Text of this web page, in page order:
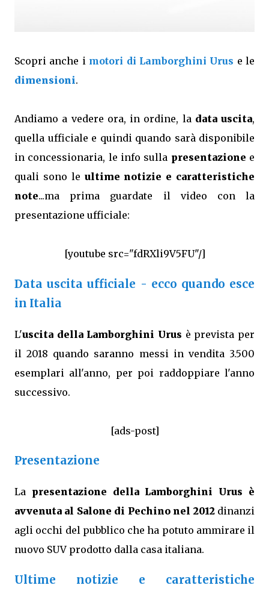
Scopri anche i motori di Lamborghini Urus e le
dimensioni.
Andiamo a vedere ora, in ordine, la data uscita,
quella ufficiale e quindi quando sarà disponibile
in concessionaria, le info sulla presentazione e
quali sono le ultime notizie e caratteristiche
note...ma prima guardate il video con la
presentazione ufficiale:
[youtube src="fdRXli9V5FU"/]
Data uscita ufficiale - ecco quando esce
in Italia
L'uscita della Lamborghini Urus è prevista per
il 2018 quando saranno messi in vendita 3.500
esemplari all'anno, per poi raddoppiare l'anno
successivo.
[ads-post]
Presentazione
La presentazione della Lamborghini Urus è
avvenuta al Salone di Pechino nel 2012dinanzi
agli occhi del pubblico che ha potuto ammirare il
nuovo SUV prodotto dalla casa italiana.
Ultime notizie e caratteristiche